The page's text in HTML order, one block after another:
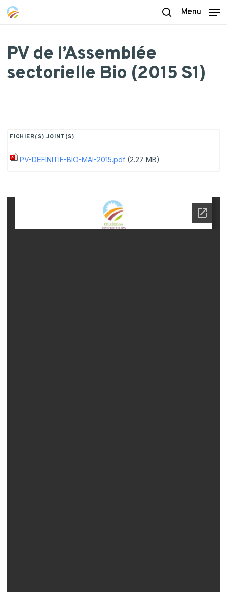
Skip
content
Menu
PV de l’Assemblée
sectorielle Bio (2015 S1)
FICHIER(S) JOINT(S)
PV-DEFINITIF-BIO-MAI-2015.pdf (2.27 MB)